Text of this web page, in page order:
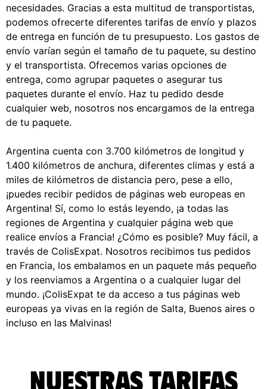
necesidades. Gracias a esta multitud de transportistas,
podemos ofrecerte diferentes tarifas de envío y plazos
de entrega en función de tu presupuesto. Los gastos de
envío varían según el tamaño de tu paquete, su destino
y el transportista. Ofrecemos varias opciones de
entrega, como agrupar paquetes o asegurar tus
paquetes durante el envío. Haz tu pedido desde
cualquier web, nosotros nos encargamos de la entrega
de tu paquete.
Argentina cuenta con 3.700 kilómetros de longitud y
1.400 kilómetros de anchura, diferentes climas y está a
miles de kilómetros de distancia pero, pese a ello,
¡puedes recibir pedidos de páginas web europeas en
Argentina! Sí, como lo estás leyendo, ¡a todas las
regiones de Argentina y cualquier página web que
realice envíos a Francia! ¿Cómo es posible? Muy fácil, a
través de ColisExpat. Nosotros recibimos tus pedidos
en Francia, los embalamos en un paquete más pequeño
y los reenviamos a Argentina o a cualquier lugar del
mundo. ¡ColisExpat te da acceso a tus páginas web
europeas ya vivas en la región de Salta, Buenos aires o
incluso en las Malvinas!
Nuestras tarifas